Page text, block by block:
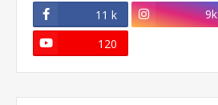
11 k 9k
120